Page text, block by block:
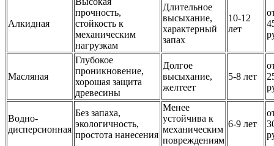
Алкидная
прочность,
стойкость к
механическим
нагрузкам
Длительное
высыхание,
характерный
запах
10-12
лет
Масляная
Глубокое
проникновение,
хорошая защита
древесины
Долгое
высыхание,
желтеет
5-8 лет
Водно-
дисперсионная
Без запаха,
экологичность,
простота нанесения
Менее
устойчива к
механическим
повреждениям
6-9 лет